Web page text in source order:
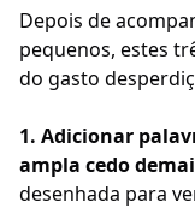
Depois de
pequenos, estes
do gasto
1. Adicionar
ampla cedo
desenhada para